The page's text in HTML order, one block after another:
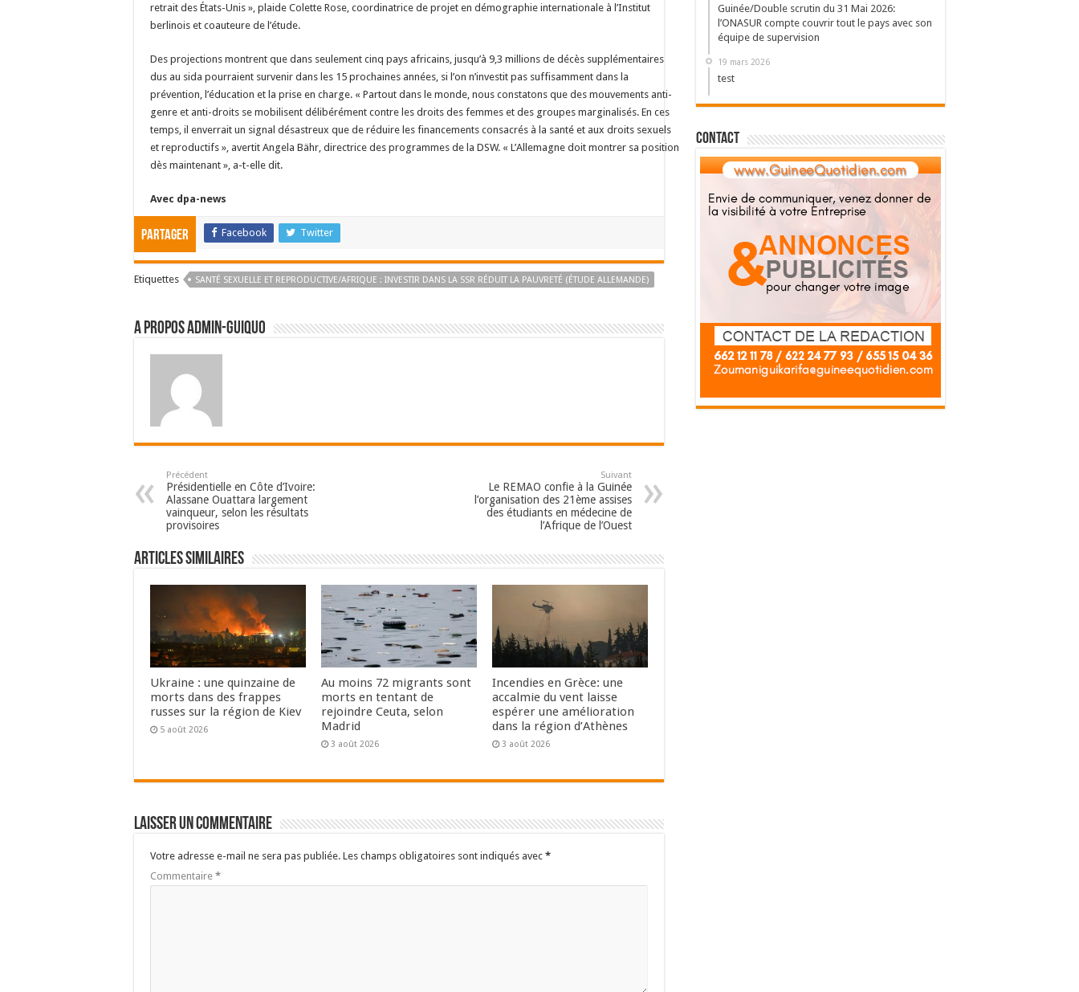
retrait des États-Unis », plaide Colette Rose, coordinatrice de projet en démographie internationale à l’Institut
berlinois et coauteure de l’étude.
Des projections montrent que dans seulement cinq pays africains, jusqu’à 9,3 millions de décès supplémentaires
dus au sida pourraient survenir dans les 15 prochaines années, si l’on n’investit pas suffisamment dans la
prévention, l’éducation et la prise en charge. « Partout dans le monde, nous constatons que des mouvements anti-
genre et anti-droits se mobilisent délibérément contre les droits des femmes et des groupes marginalisés. En ces
temps, il enverrait un signal désastreux que de réduire les financements consacrés à la santé et aux droits sexuels
et reproductifs », avertit Angela Bähr, directrice des programmes de la DSW. « L’Allemagne doit montrer sa position
dès maintenant », a-t-elle dit.
Avec dpa-news
Partager Facebook Twitter
Etiquettes SANTÉ SEXUELLE ET REPRODUCTIVE/AFRIQUE : INVESTIR DANS LA SSR RÉDUIT LA PAUVRETÉ (ÉTUDE ALLEMANDE)
A propos admin-guiquo
Précédent
Présidentielle en Côte d’Ivoire:
Alassane Ouattara largement
vainqueur, selon les résultats
provisoires
Suivant
Le REMAO confie à la Guinée
l’organisation des 21ème assises
des étudiants en médecine de
l’Afrique de l’Ouest
Articles Similaires
Ukraine : une quinzaine de
morts dans des frappes
russes sur la région de Kiev
5 août 2026
Au moins 72 migrants sont
morts en tentant de
rejoindre Ceuta, selon
Madrid
3 août 2026
Incendies en Grèce: une
accalmie du vent laisse
espérer une amélioration
dans la région d’Athènes
3 août 2026
Laisser un commentaire
Votre adresse e-mail ne sera pas publiée. Les champs obligatoires sont indiqués avec *
Commentaire *
Guinée/Double scrutin du 31 Mai 2026:
l’ONASUR compte couvrir tout le pays avec son
équipe de supervision
19 mars 2026
test
Contact